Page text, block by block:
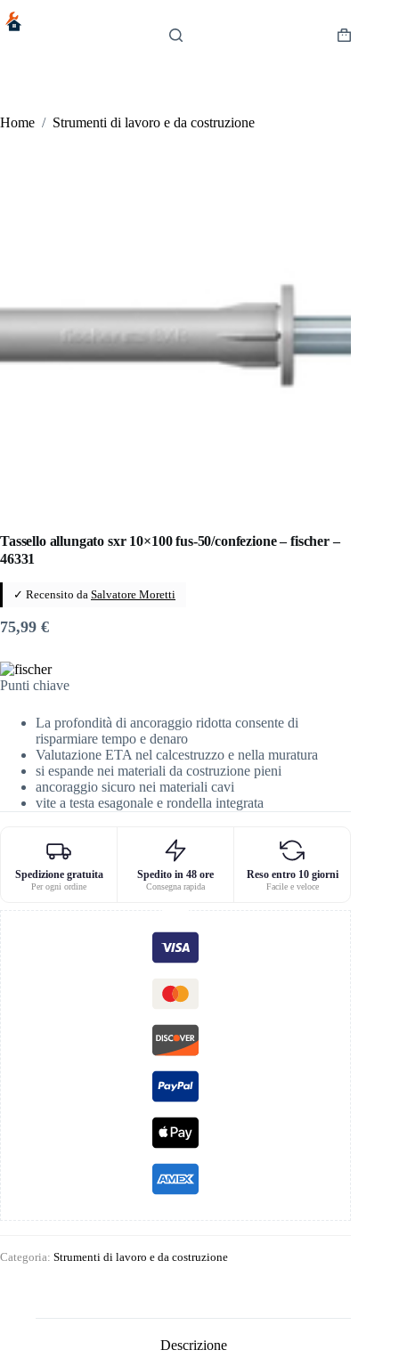
al
Carrello
Home / Strumenti di lavoro e da costruzione
Tassello allungato sxr 10×100 fus-50/confezione – fischer –
46331
✓ Recensito da Salvatore Moretti
75,99 €
Punti chiave
La profondità di ancoraggio ridotta consente di
risparmiare tempo e denaro
Valutazione ETA nel calcestruzzo e nella muratura
si espande nei materiali da costruzione pieni
ancoraggio sicuro nei materiali cavi
vite a testa esagonale e rondella integrata
Spedizione gratuita
Per ogni ordine
Spedito in 48 ore
Consegna rapida
Reso entro 10 giorni
Facile e veloce
Categoria: Strumenti di lavoro e da costruzione
Descrizione